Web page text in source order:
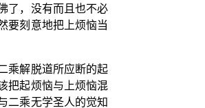
了，没有而且也不必
要刻意地把上烦恼当
乘解脱道所应断的起
把起烦恼与上烦恼混
二乘无学圣人的觉知